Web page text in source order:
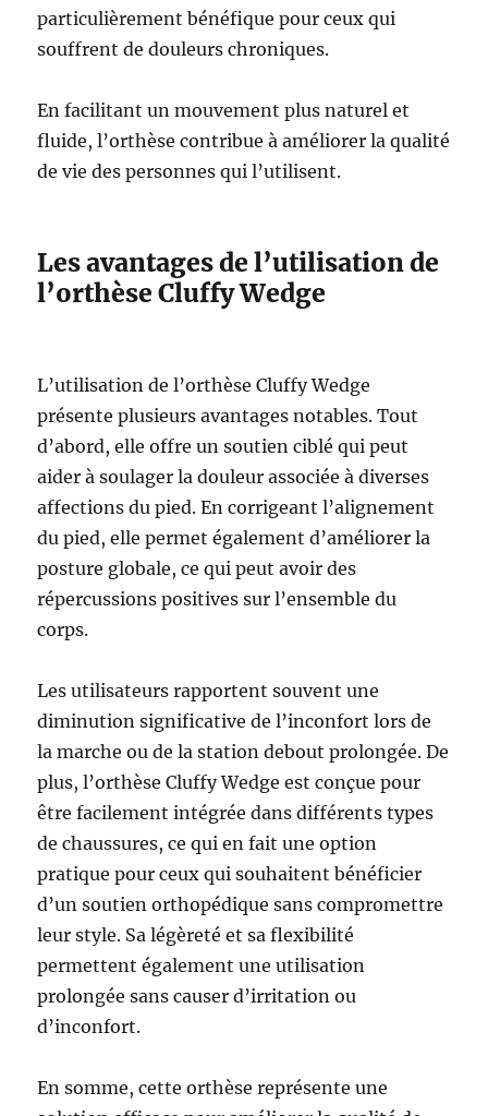
particulièrement bénéfique pour ceux qui
souffrent de douleurs chroniques.
En facilitant un mouvement plus naturel et
fluide, l’orthèse contribue à améliorer la qualité
de vie des personnes qui l’utilisent.
Les avantages de l’utilisation de
l’orthèse Cluffy Wedge
L’utilisation de l’orthèse Cluffy Wedge
présente plusieurs avantages notables. Tout
d’abord, elle offre un soutien ciblé qui peut
aider à soulager la douleur associée à diverses
affections du pied. En corrigeant l’alignement
du pied, elle permet également d’améliorer la
posture globale, ce qui peut avoir des
répercussions positives sur l’ensemble du
corps.
Les utilisateurs rapportent souvent une
diminution significative de l’inconfort lors de
la marche ou de la station debout prolongée. De
plus, l’orthèse Cluffy Wedge est conçue pour
être facilement intégrée dans différents types
de chaussures, ce qui en fait une option
pratique pour ceux qui souhaitent bénéficier
d’un soutien orthopédique sans compromettre
leur style. Sa légèreté et sa flexibilité
permettent également une utilisation
prolongée sans causer d’irritation ou
d’inconfort.
En somme, cette orthèse représente une